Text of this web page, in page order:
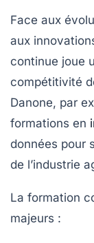
Face aux
aux
continue joue
compétitivité
Danone, par
formations en
données pour
de l’industrie
La formation
majeurs :